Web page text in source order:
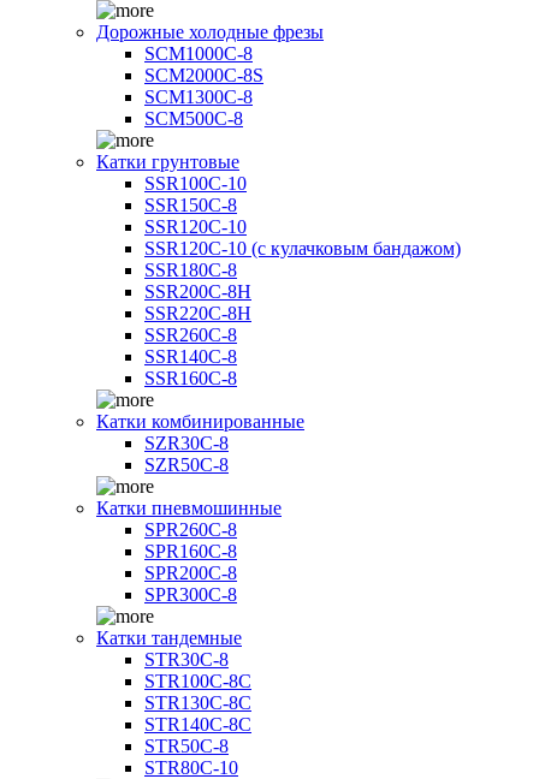
Дорожные холодные фрезы
SCM1000C-8
SCM2000C-8S
SCM1300C-8
SCM500C-8
Катки грунтовые
SSR100C-10
SSR150C-8
SSR120C-10
SSR120C-10 (с кулачковым бандажом)
SSR180C-8
SSR200C-8H
SSR220C-8H
SSR260C-8
SSR140C-8
SSR160C-8
Катки комбинированные
SZR30C-8
SZR50C-8
Катки пневмошинные
SPR260C-8
SPR160C-8
SPR200C-8
SPR300C-8
Катки тандемные
STR30C-8
STR100C-8С
STR130C-8С
STR140C-8С
STR50C-8
STR80C-10